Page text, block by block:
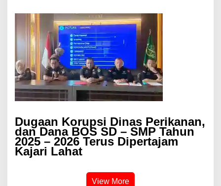
Dugaan Korupsi Dinas Perikanan,
dan Dana BOS SD – SMP Tahun
2025 – 2026 Terus Dipertajam
Kajari Lahat
View More